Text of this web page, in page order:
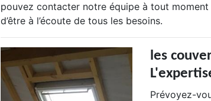
pouvez contacter notre équipe à tout
d’être à l’écoute de tous les besoins.
les
Prévoyez-